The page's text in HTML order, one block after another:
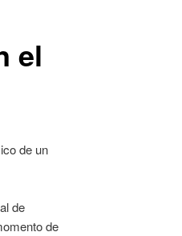
el
de un
de
de